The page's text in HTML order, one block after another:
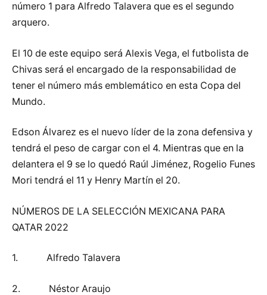
número 1 para Alfredo Talavera que es el segundo
arquero.
El 10 de este equipo será Alexis Vega, el futbolista de
Chivas será el encargado de la responsabilidad de
tener el número más emblemático en esta Copa del
Mundo.
Edson Álvarez es el nuevo líder de la zona defensiva y
tendrá el peso de cargar con el 4. Mientras que en la
delantera el 9 se lo quedó Raúl Jiménez, Rogelio Funes
Mori tendrá el 11 y Henry Martín el 20.
NÚMEROS DE LA SELECCIÓN MEXICANA PARA
QATAR 2022
1. Alfredo Talavera
2. Néstor Araujo